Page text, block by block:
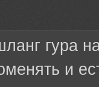
гура
и